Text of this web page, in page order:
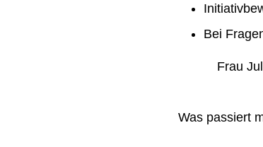
Bei
Frau Julia
Was passiert